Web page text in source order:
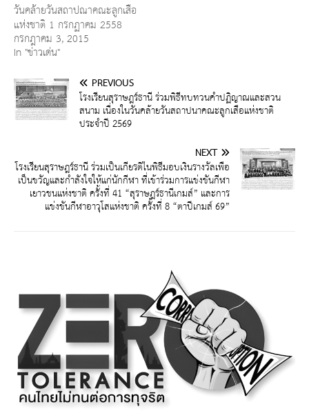
วันคล้ายวันสถาปณาคณะลูกเสือ
แห่งชาติ 1 กรกฏาคม 2558
กรกฎาคม 3, 2015
In "ข่าวเด่น"
PREVIOUS
โรงเรียนสุราษฎร์ธานี ร่วมพิธีทบทวนคำปฏิญาณและสวน
สนาม เนื่องในวันคล้ายวันสถาปนาคณะลูกเสือแห่งชาติ
ประจำปี 2569
NEXT
โรงเรียนสุราษฎร์ธานี ร่วมเป็นเกียรติในพิธีมอบเงินรางวัลเพื่อ
เป็นขวัญและกำลังใจให้แก่นักกีฬา ที่เข้าร่วมการแข่งขันกีฬา
เยาวชนแห่งชาติ ครั้งที่ 41 “สุราษฎร์ธานีเกมส์” และการ
แข่งขันกีฬาอาวุโสแห่งชาติ ครั้งที่ 8 “ตาปีเกมส์ 69”